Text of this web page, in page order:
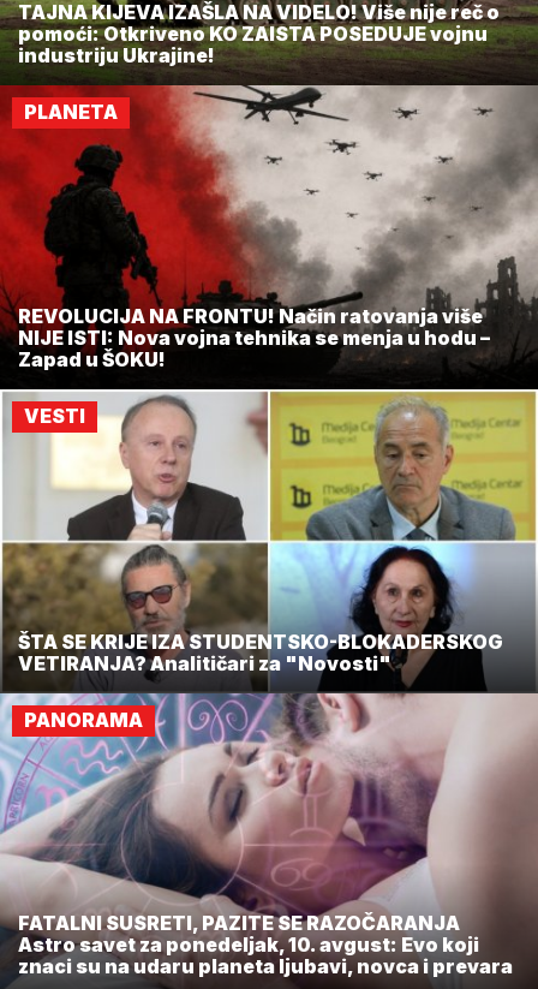
TAJNA KIJEVA IZAŠLA NA VIDELO! Više nije reč o
pomoći: Otkriveno KO ZAISTA POSEDUJE vojnu
industriju Ukrajine!
PLANETA
REVOLUCIJA NA FRONTU! Način ratovanja više
NIJE ISTI: Nova vojna tehnika se menja u hodu –
Zapad u ŠOKU!
VESTI
ŠTA SE KRIJE IZA STUDENTSKO-BLOKADERSKOG
VETIRANJA? Analitičari za "Novosti"
PANORAMA
FATALNI SUSRETI, PAZITE SE RAZOČARANJA
Astro savet za ponedeljak, 10. avgust: Evo koji
znaci su na udaru planeta ljubavi, novca i prevara